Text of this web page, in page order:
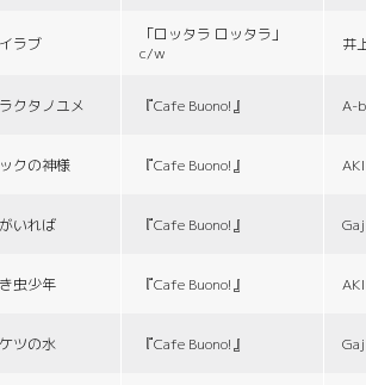
ラブ
「ロッタラ ロッタラ」
c/w
井
クタノユメ 『Cafe Buono!』 A-
クの神様 『Cafe Buono!』
いれば 『Cafe Buono!』
虫少年 『Cafe Buono!』
ツの水 『Cafe Buono!』